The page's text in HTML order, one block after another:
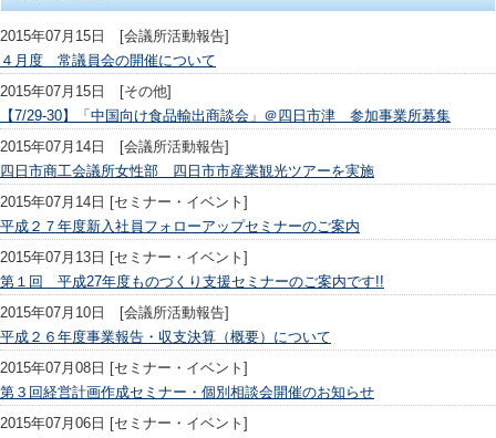
2015年07月15日 [会議所活動報告]
４月度 常議員会の開催について
2015年07月15日 [その他]
【7/29-30】「中国向け食品輸出商談会」＠四日市津 参加事業所募集
2015年07月14日 [会議所活動報告]
四日市商工会議所女性部 四日市市産業観光ツアーを実施
2015年07月14日 [セミナー・イベント]
平成２７年度新入社員フォローアップセミナーのご案内
2015年07月13日 [セミナー・イベント]
第１回 平成27年度ものづくり支援セミナーのご案内です!!
2015年07月10日 [会議所活動報告]
平成２６年度事業報告・収支決算（概要）について
2015年07月08日 [セミナー・イベント]
第３回経営計画作成セミナー・個別相談会開催のお知らせ
2015年07月06日 [セミナー・イベント]